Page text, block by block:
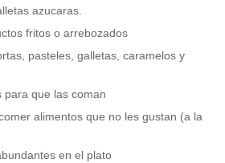
azucaras.
fritos o arrebozados
pasteles, galletas, caramelos y
para que las coman
alimentos que no les gustan (a la
en el plato